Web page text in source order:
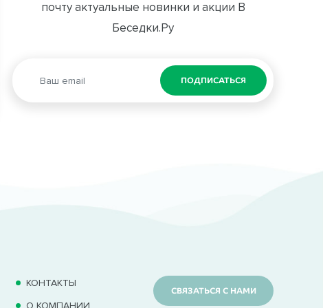
почту актуальные новинки и акции В
Беседки.Ру
ПОДПИСАТЬСЯ
КОНТАКТЫ
О КОМПАНИИ
СВЯЗАТЬСЯ С НАМИ